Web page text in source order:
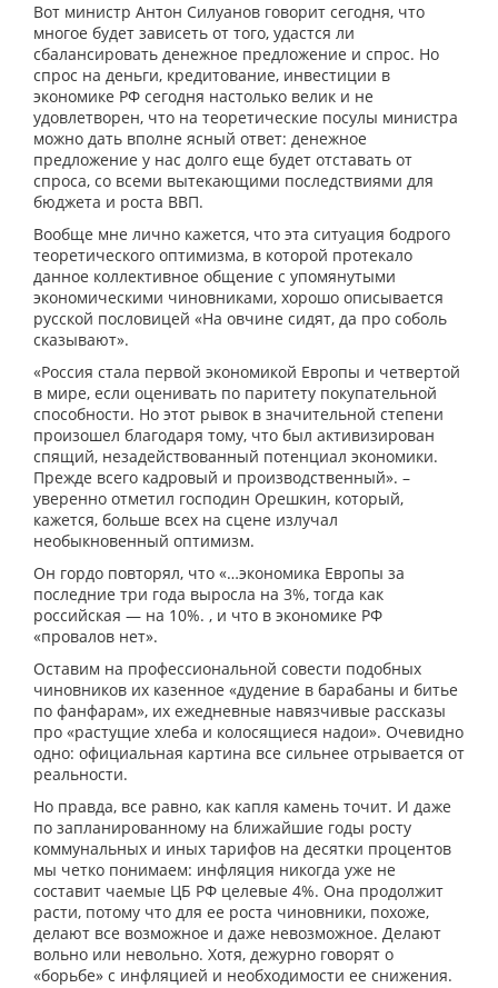
Вот министр Антон Силуанов говорит сегодня, что
многое будет зависеть от того, удастся ли
сбалансировать денежное предложение и спрос. Но
спрос на деньги, кредитование, инвестиции в
экономике РФ сегодня настолько велик и не
удовлетворен, что на теоретические посулы министра
можно дать вполне ясный ответ: денежное
предложение у нас долго еще будет отставать от
спроса, со всеми вытекающими последствиями для
бюджета и роста ВВП.
Вообще мне лично кажется, что эта ситуация бодрого
теоретического оптимизма, в которой протекало
данное коллективное общение с упомянутыми
экономическими чиновниками, хорошо описывается
русской пословицей «На овчине сидят, да про соболь
сказывают».
«Россия стала первой экономикой Европы и четвертой
в мире, если оценивать по паритету покупательной
способности. Но этот рывок в значительной степени
произошел благодаря тому, что был активизирован
спящий, незадействованный потенциал экономики.
Прежде всего кадровый и производственный». –
уверенно отметил господин Орешкин, который,
кажется, больше всех на сцене излучал
необыкновенный оптимизм.
Он гордо повторял, что «…экономика Европы за
последние три года выросла на 3%, тогда как
российская — на 10%. , и что в экономике РФ
«провалов нет».
Оставим на профессиональной совести подобных
чиновников их казенное «дудение в барабаны и битье
по фанфарам», их ежедневные навязчивые рассказы
про «растущие хлеба и колосящиеся надои». Очевидно
одно: официальная картина все сильнее отрывается от
реальности.
Но правда, все равно, как капля камень точит. И даже
по запланированному на ближайшие годы росту
коммунальных и иных тарифов на десятки процентов
мы четко понимаем: инфляция никогда уже не
составит чаемые ЦБ РФ целевые 4%. Она продолжит
расти, потому что для ее роста чиновники, похоже,
делают все возможное и даже невозможное. Делают
вольно или невольно. Хотя, дежурно говорят о
«борьбе» с инфляцией и необходимости ее снижения.